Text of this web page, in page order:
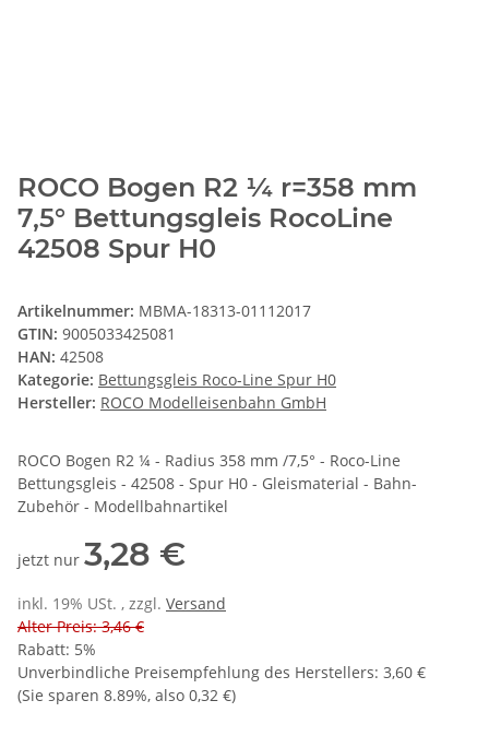
ROCO Bogen R2 ¼ r=358 mm
7,5° Bettungsgleis RocoLine
42508 Spur H0
Artikelnummer: MBMA-18313-01112017
GTIN: 9005033425081
HAN: 42508
Kategorie: Bettungsgleis Roco-Line Spur H0
Hersteller: ROCO Modelleisenbahn GmbH
ROCO Bogen R2 ¼ - Radius 358 mm /7,5° - Roco-Line
Bettungsgleis - 42508 - Spur H0 - Gleismaterial - Bahn-
Zubehör - Modellbahnartikel
jetzt nur 3,28 €
inkl. 19% USt. , zzgl. Versand
Alter Preis: 3,46 €
Rabatt: 5%
Unverbindliche Preisempfehlung des Herstellers: 3,60 €
(Sie sparen 8.89%, also 0,32 €)